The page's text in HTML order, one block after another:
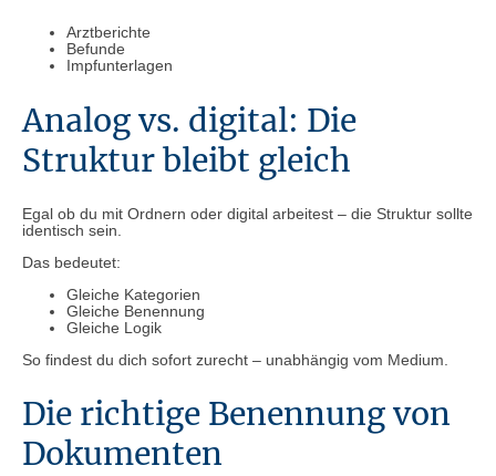
Arztberichte
Befunde
Impfunterlagen
Analog vs. digital: Die
Struktur bleibt gleich
Egal ob du mit Ordnern oder digital arbeitest – die Struktur sollte
identisch sein.
Das bedeutet:
Gleiche Kategorien
Gleiche Benennung
Gleiche Logik
So findest du dich sofort zurecht – unabhängig vom Medium.
Die richtige Benennung von
Dokumenten